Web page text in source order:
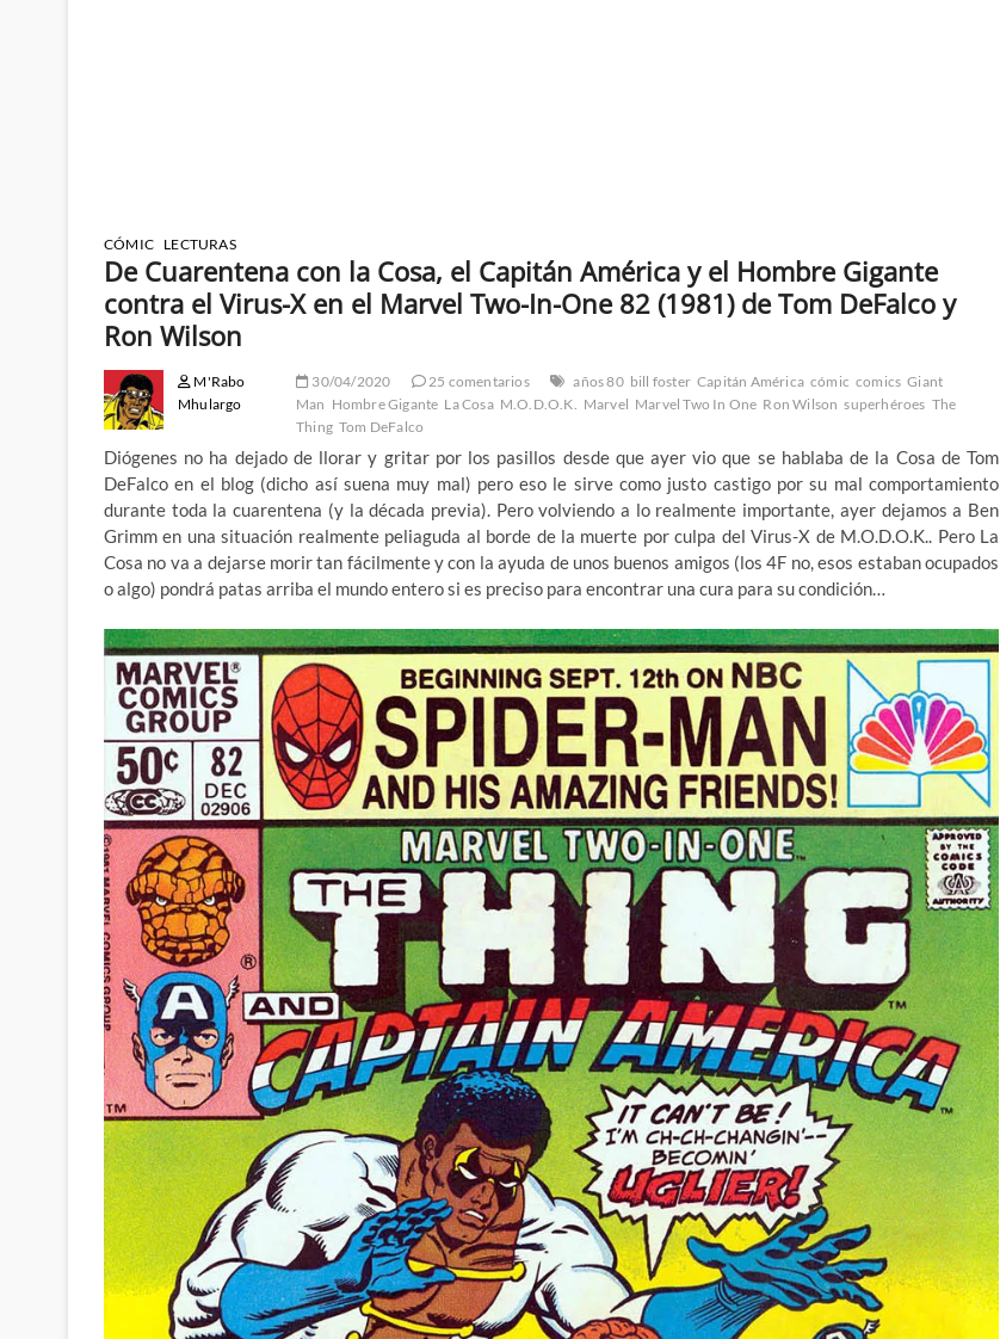
CÓMIC LECTURAS
De Cuarentena con la Cosa, el Capitán América y el Hombre Gigante
contra el Virus-X en el Marvel Two-In-One 82 (1981) de Tom DeFalco y
Ron Wilson
M'Rabo
Mhulargo
30/04/2020 25 comentarios años 80 bill foster Capitán América cómic comics Giant
Man Hombre Gigante La Cosa M.O.D.O.K. Marvel Marvel Two In One Ron Wilson superhéroes The
Thing Tom DeFalco
Diógenes no ha dejado de llorar y gritar por los pasillos desde que ayer vio que se hablaba de la Cosa de Tom
DeFalco en el blog (dicho así suena muy mal) pero eso le sirve como justo castigo por su mal comportamiento
durante toda la cuarentena (y la década previa). Pero volviendo a lo realmente importante, ayer dejamos a Ben
Grimm en una situación realmente peliaguda al borde de la muerte por culpa del Virus-X de M.O.D.O.K.. Pero La
Cosa no va a dejarse morir tan fácilmente y con la ayuda de unos buenos amigos (los 4F no, esos estaban ocupados
o algo) pondrá patas arriba el mundo entero si es preciso para encontrar una cura para su condición…